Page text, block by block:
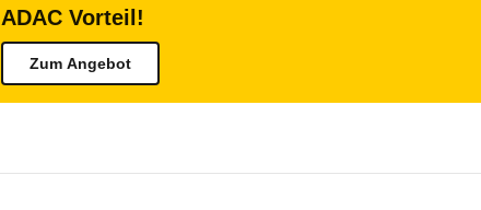
ADAC Vorteil!
Zum Angebot